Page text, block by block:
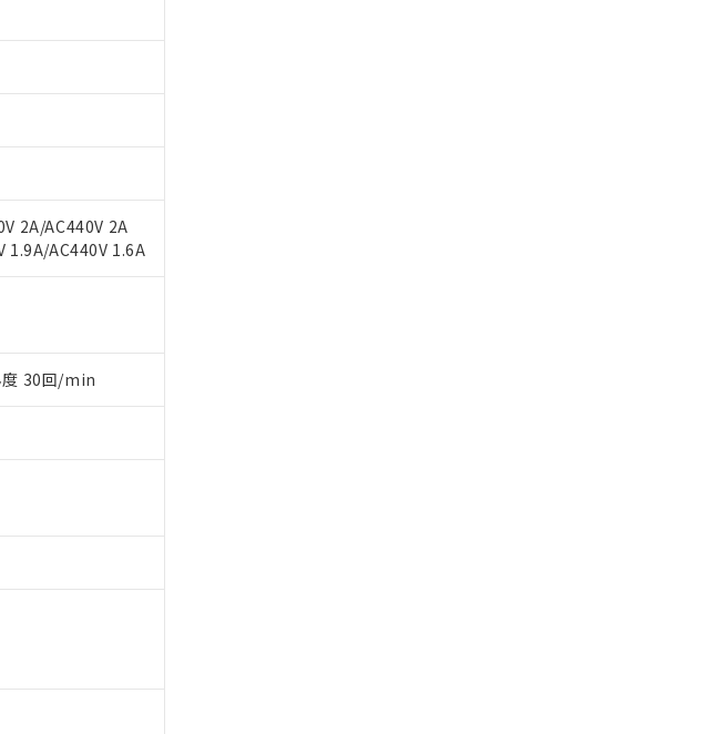
2A/AC440V 2A
1.9A/AC440V 1.6A
30回/min
はお客様担当のオムロン制御機器販売店・
ワーク
」をご確認ください。
者に漏洩または開示しないようお願いしま
ただくには、I-Webメンバーズにご登録され
に必要な範囲で利用することをご了承くだ
ポリ臭化ジフェニルエーテル類(PBDE) 1000ppm以下、
を確認しています。
があります。
って非含有を証明するものではありません。
応完了までの期間は出荷製品に未対応品が
特段のことがない限り、2022年1月12日よ
ることを示します。
、 BBP(フタル酸ブチルベンジル) : 1000ppm、
を示します。
、環境に深刻な影響を及ぼさない年数を意
の輸出許可(または役務取引許可)を取得する
および3の内容を当該第三者に通知します。
出するおそれがある場合は、取り引きをい
引先、またはお客様担当のオムロン制御
い機種